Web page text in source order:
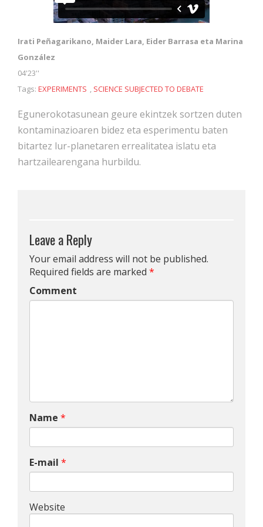
Irati Peñagarikano, Maider Lara, Eider Barrasa eta Marina
González
04'23''
Tags: EXPERIMENTS , SCIENCE SUBJECTED TO DEBATE
Egunerokotasunean geure ekintzek sortzen duten
kontaminazioaren bidez eta esperimentu baten
bitartez lur-planetaren errealitatea islatu eta
hartzailearengana hurbildu.
Leave a Reply
Your email address will not be published.
Required fields are marked *
Comment
Name *
E-mail *
Website